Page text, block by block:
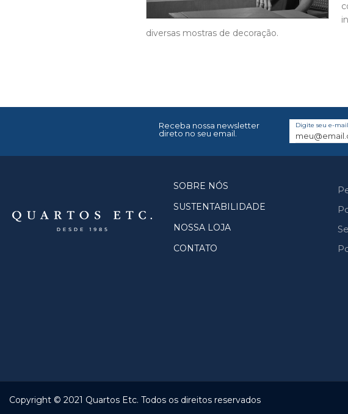
diversas mostras de decoração.
Receba nossa newsletter
direto no seu email.
Digite seu e-
SOBRE NÓS
SUSTENTABILIDADE
NOSSA LOJA
CONTATO
Copyright © 2021 Quartos Etc. Todos os direitos reservados